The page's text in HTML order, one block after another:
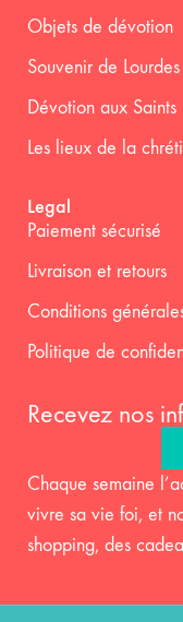
Objets de dévotion
Souvenir de Lourdes
Dévotion aux Saints
Les lieux de la
Legal
Paiement sécurisé
Livraison et retours
Conditions
Politique de
Recevez nos
Chaque semaine
vivre sa vie foi, et
shopping, des